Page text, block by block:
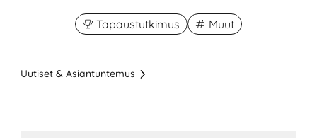
Tapaustutkimus Muut
Uutiset & Asiantuntemus